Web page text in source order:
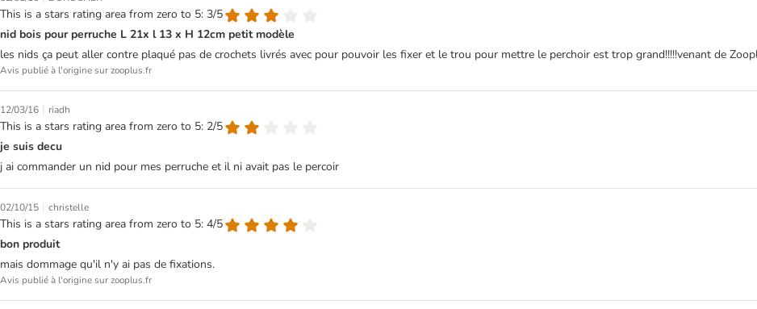
This is a stars rating area from zero to 5: 3/5
nid bois pour perruche L 21x l 13 x H 12cm petit modèle
les nids ça peut aller contre plaqué pas de crochets livrés avec pour pouvoir les fixer et le trou pour mettre le perchoir est trop grand!!!!!venant de
Avis publié à l'origine sur zooplus.fr
12/03/16 | riadh
This is a stars rating area from zero to 5: 2/5
je suis decu
j ai commander un nid pour mes perruche et il ni avait pas le percoir
02/10/15 | christelle
This is a stars rating area from zero to 5: 4/5
bon produit
mais dommage qu'il n'y ai pas de fixations.
Avis publié à l'origine sur zooplus.fr